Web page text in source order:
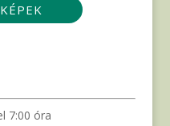
7:00 óra